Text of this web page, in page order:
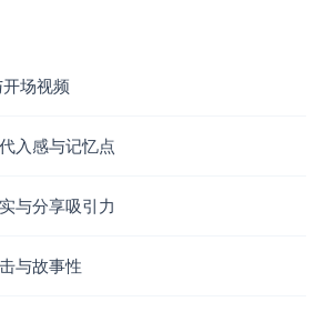
场视频
入感与记忆点
与分享吸引力
与故事性